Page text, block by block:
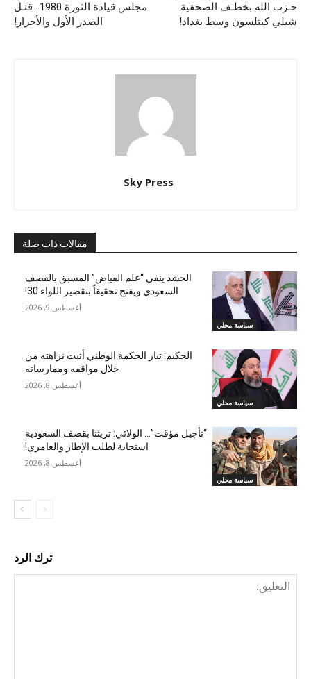
مجلس قيادة الثورة 1980.. قتـل
الصدر الأول والأحرار!
حـزب الله بخطـف الصحفية
شيلي كيتلسون وسط بغداد!
Sky Press
مقالات ذات صلة
سياسة محلي
الحشد ينفي “علم الفياض” المسبق بالقصف
السعودي ويفتح تحقيقاً بتقصير اللواء 30!
أغسطس 9, 2026
سياسة محلي
الحكيم: تيار الحكمة الوطني أثبت نزاهته من
خلال مواقفه وممارساته
أغسطس 8, 2026
سياسة محلي
“تأجيل مؤقت”… الولائي: تريثنا بقصف السعودية
استجابة لطلب الإطار والعامري!
أغسطس 8, 2026
ترك الرد